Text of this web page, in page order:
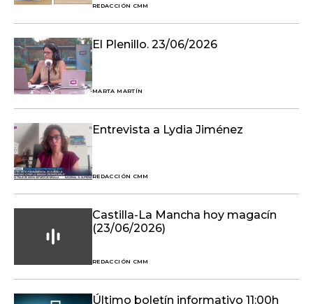
REDACCIÓN CMM
El Plenillo. 23/06/2026
MARTA MARTÍN
Entrevista a Lydia Jiménez
REDACCIÓN CMM
Castilla-La Mancha hoy magacín
(23/06/2026)
REDACCIÓN CMM
Último boletín informativo 11:00h